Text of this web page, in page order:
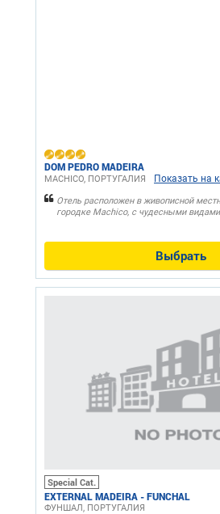
DOM PEDRO MADEIRA
MACHICO, ПОРТУГАЛИЯ Показать на
Отель расположен в живописной
городке Machico, с чудесными
Выбрать
Special Cat.
EXTERNAL MADEIRA - FUNCHAL
ФУНШАЛ, ПОРТУГАЛИЯ